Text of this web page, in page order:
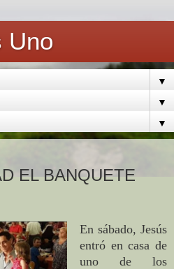
Uno
▼
▼
▼
EL BANQUETE
En sábado, Jesús
entró en casa de
uno de los